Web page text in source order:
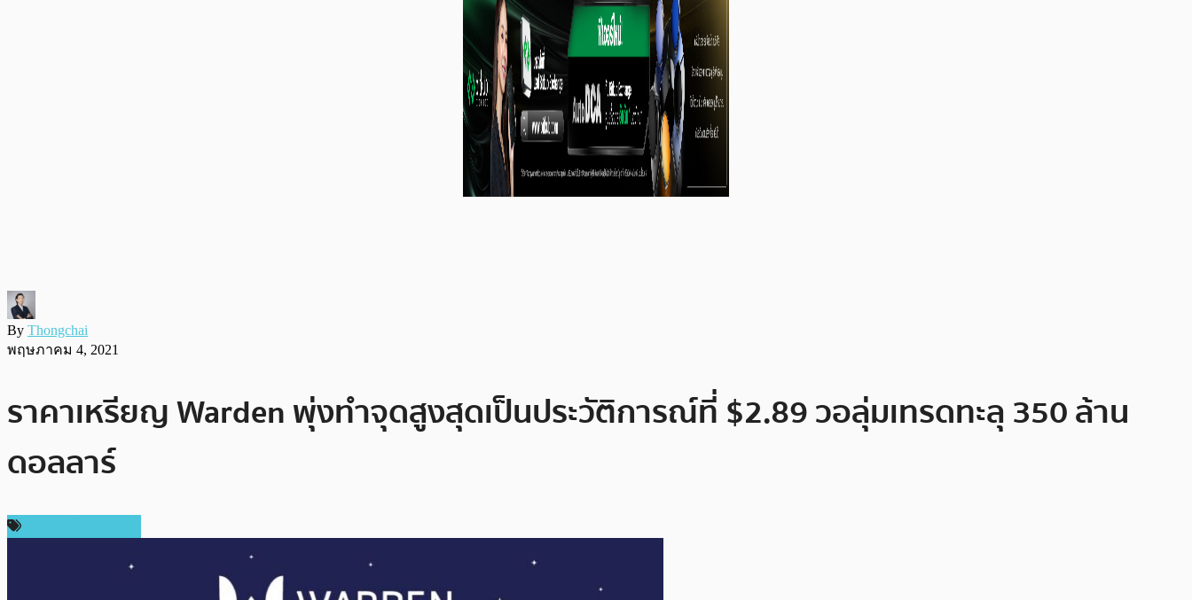
By Thongchai
พฤษภาคม 4, 2021
ราคาเหรียญ Warden พุ่งทำจุดสูงสุดเป็นประวัติการณ์ที่ $2.89 วอลุ่มเทรดทะลุ 350 ล้าน
ดอลลาร์